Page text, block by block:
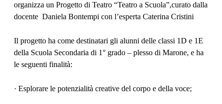
organizza un Progetto di Teatro “Teatro a Scuola”,curato dalla
docente Daniela Bontempi con l’esperta Caterina Cristini
Il progetto ha come destinatari gli alunni delle classi 1D e 1E
della Scuola Secondaria di 1° grado – plesso di Marone, e ha
le seguenti finalità:
· Esplorare le potenzialità creative del corpo e della voce;